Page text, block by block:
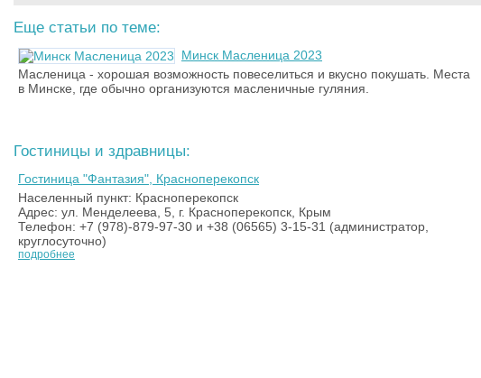
Еще статьи по теме:
Минск Масленица 2023
Масленица - хорошая возможность повеселиться и вкусно покушать. Места
в Минске, где обычно организуются масленичные гуляния.
Гостиницы и здравницы:
Гостиница "Фантазия", Красноперекопск
Населенный пункт: Красноперекопск
Адрес: ул. Менделеева, 5, г. Красноперекопск, Крым
Телефон: +7 (978)-879-97-30 и +38 (06565) 3-15-31 (администратор,
круглосуточно)
подробнее